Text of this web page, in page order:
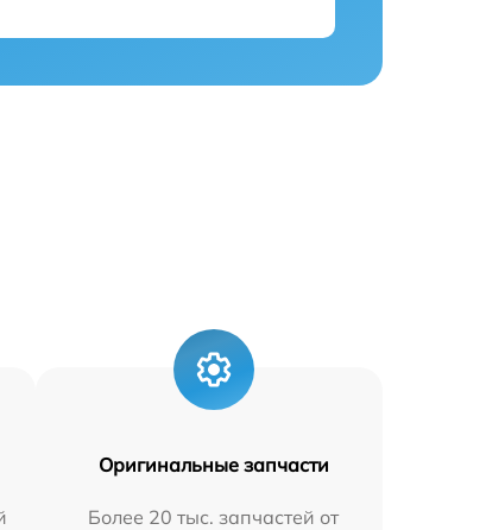
Оригинальные запчасти
Более 20 тыс. запчастей от